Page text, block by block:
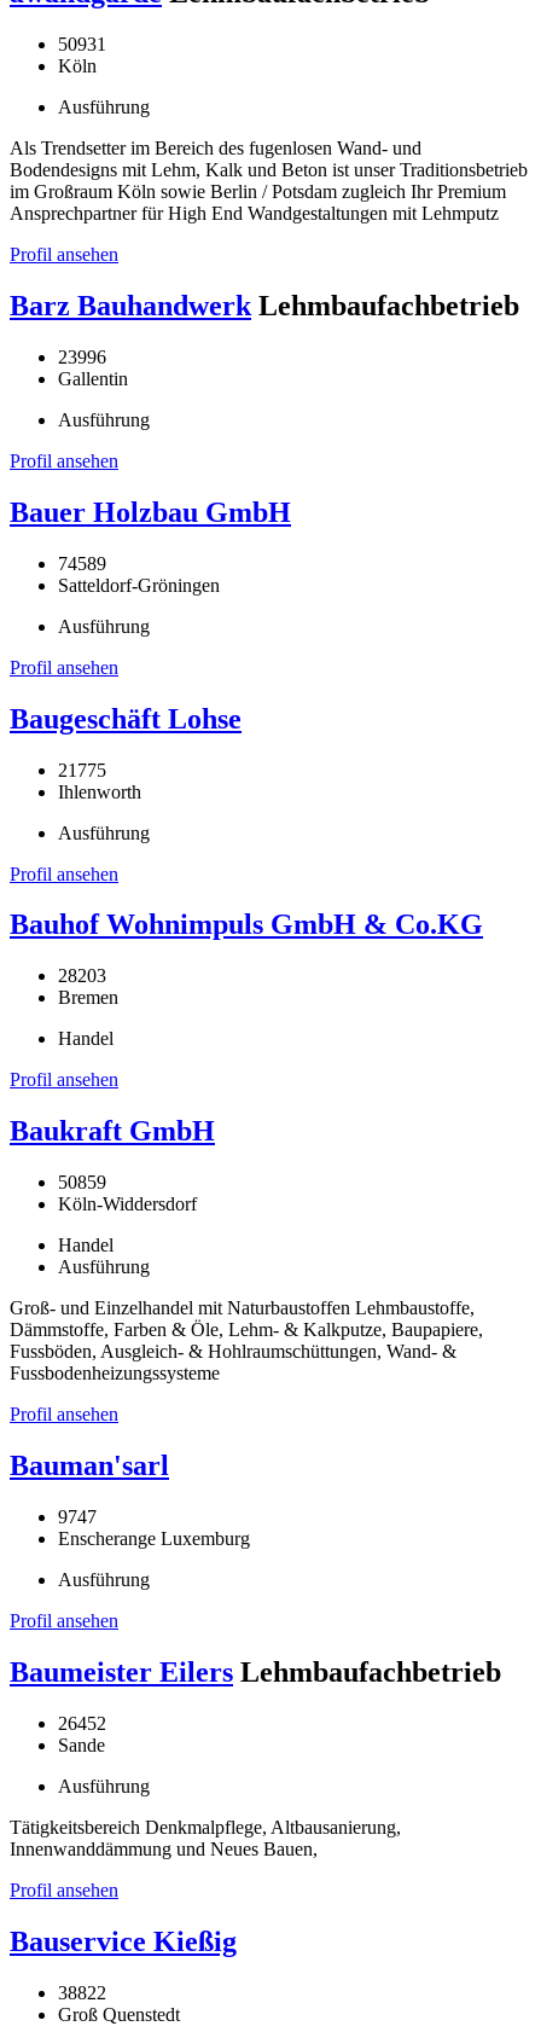
50931
Köln
Ausführung
Als Trendsetter im Bereich des fugenlosen Wand- und
Bodendesigns mit Lehm, Kalk und Beton ist unser Traditionsbetrieb
im Großraum Köln sowie Berlin / Potsdam zugleich Ihr Premium
Ansprechpartner für High End Wandgestaltungen mit Lehmputz
Profil ansehen
Barz Bauhandwerk Lehmbaufachbetrieb
23996
Gallentin
Ausführung
Profil ansehen
Bauer Holzbau GmbH
74589
Satteldorf-Gröningen
Ausführung
Profil ansehen
Baugeschäft Lohse
21775
Ihlenworth
Ausführung
Profil ansehen
Bauhof Wohnimpuls GmbH & Co.KG
28203
Bremen
Handel
Profil ansehen
Baukraft GmbH
50859
Köln-Widdersdorf
Handel
Ausführung
Groß- und Einzelhandel mit Naturbaustoffen Lehmbaustoffe,
Dämmstoffe, Farben & Öle, Lehm- & Kalkputze, Baupapiere,
Fussböden, Ausgleich- & Hohlraumschüttungen, Wand- &
Fussbodenheizungssysteme
Profil ansehen
Bauman'sarl
9747
Enscherange Luxemburg
Ausführung
Profil ansehen
Baumeister Eilers Lehmbaufachbetrieb
26452
Sande
Ausführung
Tätigkeitsbereich Denkmalpflege, Altbausanierung,
Innenwanddämmung und Neues Bauen,
Profil ansehen
Bauservice Kießig
38822
Groß Quenstedt